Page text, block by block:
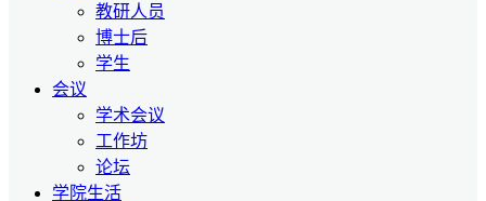
教研人员
博士后
学生
会议
学术会议
工作坊
论坛
学院生活